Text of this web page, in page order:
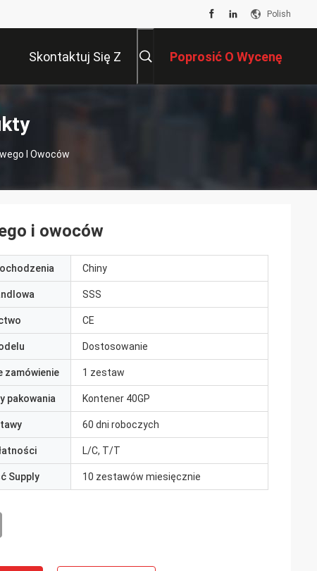
Polish
Skontaktuj Się Z Poprosić O Wycenę
I Owoców
i owoców
Chiny
SSS
CE
Dostosowanie
zamówienie 1 zestaw
pakowania Kontener 40GP
60 dni roboczych
L/C, T/T
Supply 10 zestawów miesięcznie